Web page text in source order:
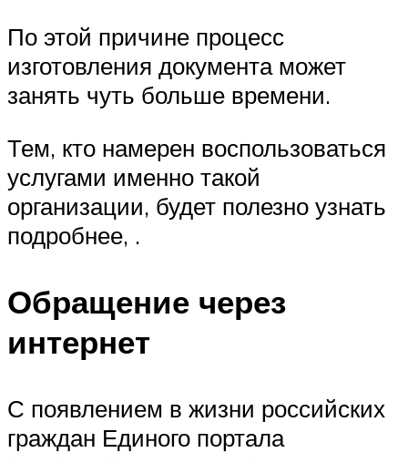
По этой причине процесс
изготовления документа может
занять чуть больше времени.
Тем, кто намерен воспользоваться
услугами именно такой
организации, будет полезно узнать
подробнее, .
Обращение через
интернет
С появлением в жизни российских
граждан Единого портала